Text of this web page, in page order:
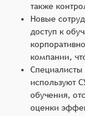
также
Новые
доступ к
компании,
используют
обучения,
оценки